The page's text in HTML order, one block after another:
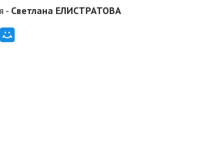
- Светлана ЕЛИСТРАТОВА